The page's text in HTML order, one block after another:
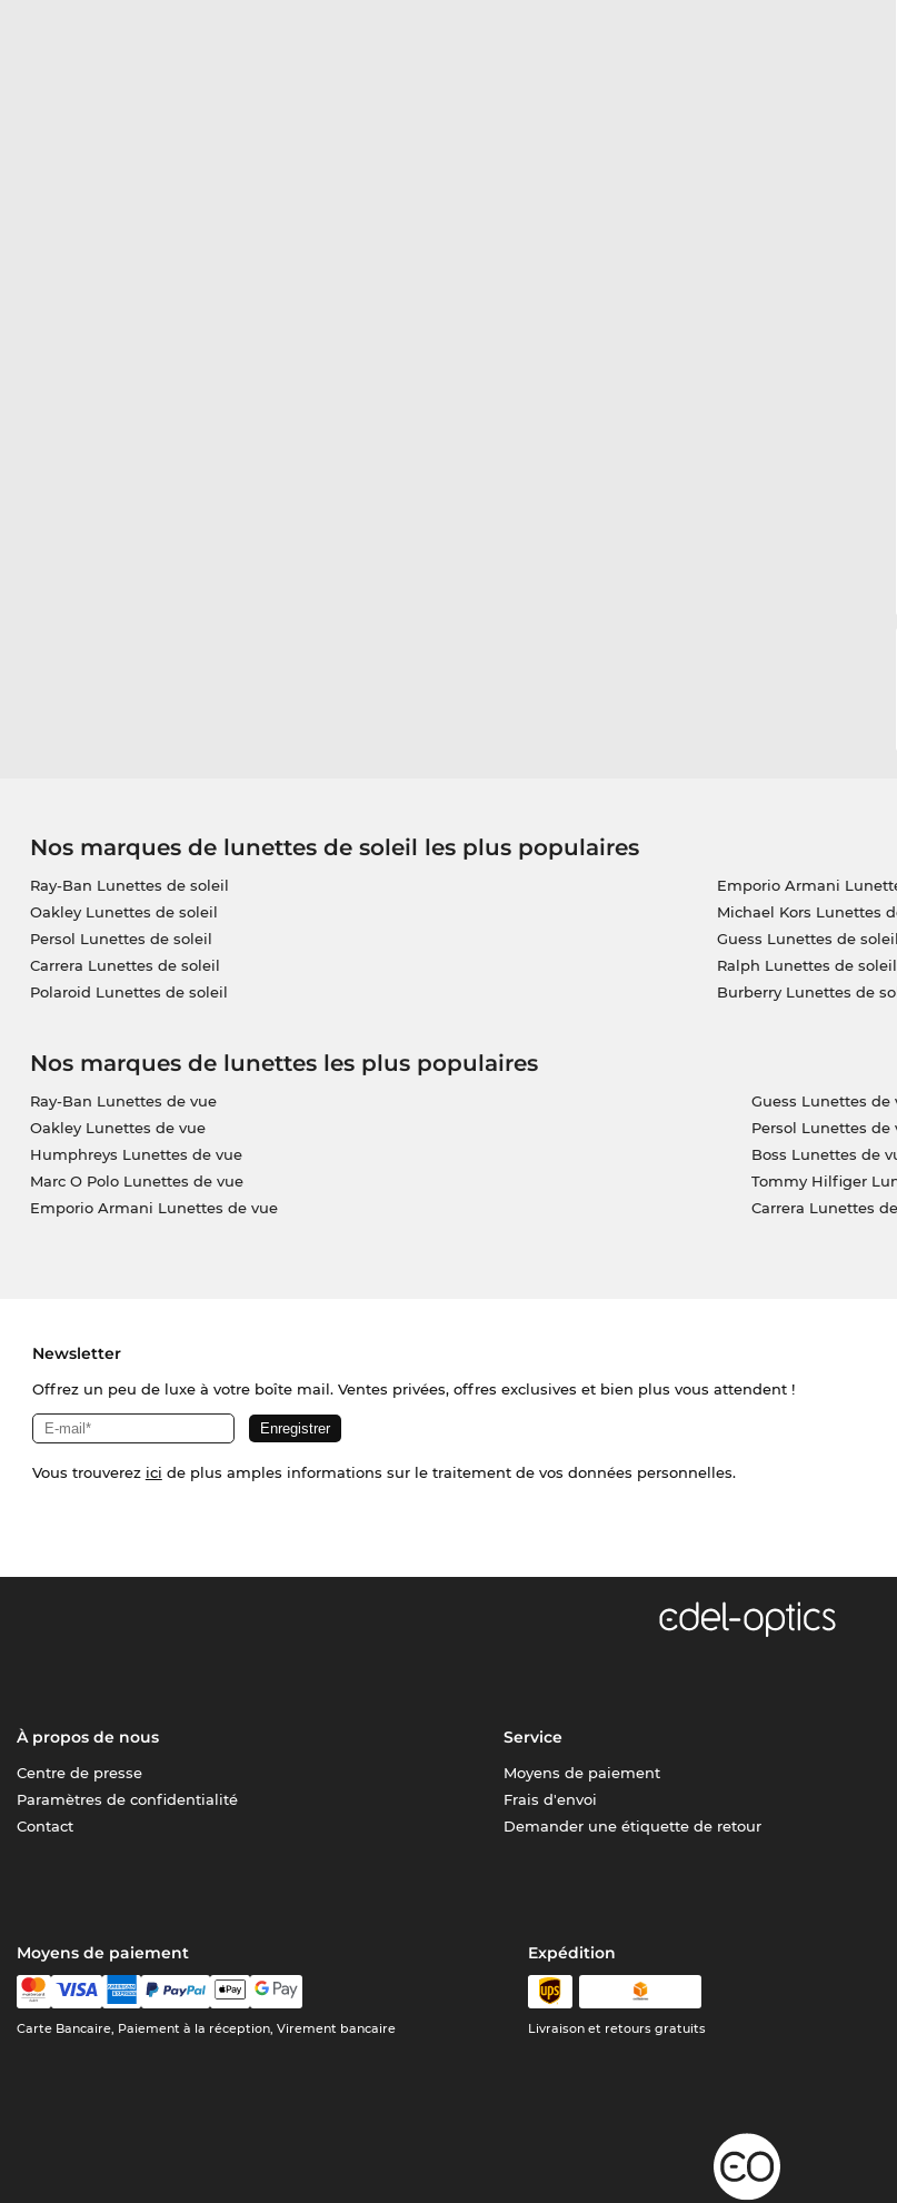
Nos marques de lunettes de soleil les plus populaires
Ray-Ban Lunettes de soleil
Oakley Lunettes de soleil
Persol Lunettes de soleil
Carrera Lunettes de soleil
Polaroid Lunettes de soleil
Emporio Armani
Michael Kors Lunettes
Guess Lunettes de soleil
Ralph Lunettes de soleil
Burberry Lunettes de
Nos marques de lunettes les plus populaires
Ray-Ban Lunettes de vue
Oakley Lunettes de vue
Humphreys Lunettes de vue
Marc O Polo Lunettes de vue
Emporio Armani Lunettes de vue
Guess Lunettes de
Persol Lunettes de
Boss Lunettes de
Tommy Hilfiger
Carrera Lunettes
Newsletter
Offrez un peu de luxe à votre boîte mail. Ventes privées, offres exclusives et bien plus vous attendent !
Vous trouverez ici de plus amples informations sur le traitement de vos données personnelles.
À propos de nous
Centre de presse
Paramètres de confidentialité
Contact
Service
Moyens de paiement
Frais d'envoi
Demander une étiquette de retour
Moyens de paiement
Carte Bancaire, Paiement à la réception, Virement bancaire
Expédition
Livraison et retours gratuits